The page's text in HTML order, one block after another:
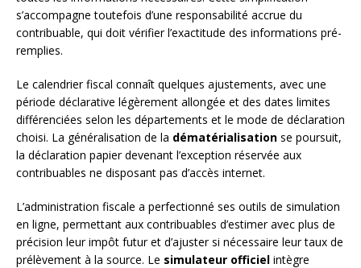
s’accompagne toutefois d’une responsabilité accrue du
contribuable, qui doit vérifier l’exactitude des informations pré-
remplies.
Le calendrier fiscal connaît quelques ajustements, avec une
période déclarative légèrement allongée et des dates limites
différenciées selon les départements et le mode de déclaration
choisi. La généralisation de la dématérialisation se poursuit,
la déclaration papier devenant l’exception réservée aux
contribuables ne disposant pas d’accès internet.
L’administration fiscale a perfectionné ses outils de simulation
en ligne, permettant aux contribuables d’estimer avec plus de
précision leur impôt futur et d’ajuster si nécessaire leur taux de
prélèvement à la source. Le simulateur officiel intègre